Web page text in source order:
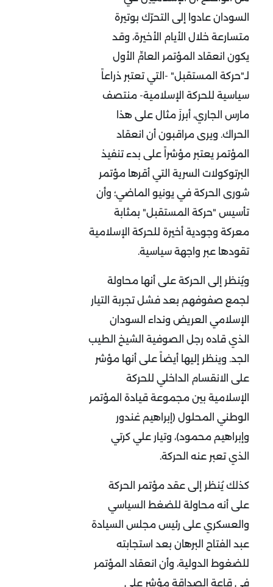
السودان عادوا إلى التحرّك بوتيرة
متسارعة خلال الأيام الأخيرة، وقد
يكون انعقاد المؤتمر العامِّ الأول
لـ"حركة المستقبل" -التي تعتبر ذراعاً
سياسية للحركة الإسلامية- منتصف
مارس الجاري، أبرزَ مثال على هذا
الحراك. ويرى مراقبون أن انعقاد
المؤتمر يعتبر مؤشراً على بدء تنفيذ
البرتوكولات السرية التي أقرها مؤتمر
شورى الحركة في يونيو الماضي؛ وأن
تأسيس "حركة المستقبل" بمثابة
معركة وجودية أخيرة للحركة الإسلامية
تقودها عبر واجهة سياسية.
ويُنظر إلى الحركة على أنها محاولة
لجمع صفوفهم بعد فشل تجربة التيار
الإسلامي العريض ونداء السودان
الذي قاده رجل الصوفية الشيخ الطيب
الجد. وينظر إليها أيضاً على أنها مؤشر
على الانقسام الداخلي للحركة
الإسلامية بين مجموعة قيادة المؤتمر
الوطني المحلول (إبراهيم غندور
وإبراهيم محمود)، وتيار علي كرتي
الذي تعبر عنه الحركة.
كذلك يُنظر إلى عقد مؤتمر الحركة
على أنه محاولة للضغط السياسي
والعسكري على رئيس مجلس السيادة
عبد الفتاح البرهان بعد استجابته
للضغوط الدولية، وأن انعقاد المؤتمر
في قاعة الصداقة مؤشر على